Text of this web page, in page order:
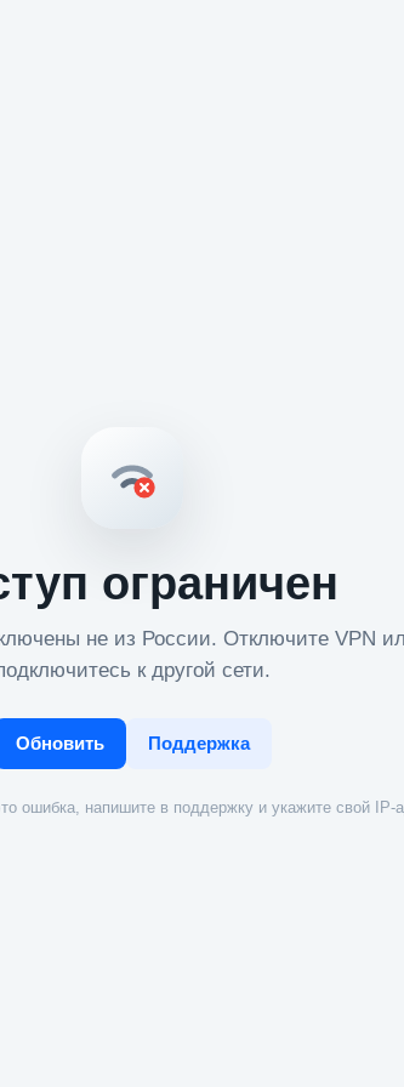
ограничен
не из России. Отключите VPN
к другой сети.
Обновить Поддержка
ошибка, напишите в поддержку и укажите свой IP-